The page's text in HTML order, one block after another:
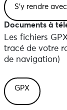
Documents à
Les fichiers
tracé de votre
de navigation)
GPX